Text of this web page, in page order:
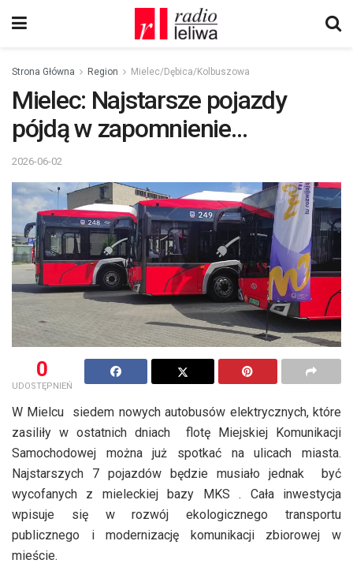
Strona Główna Region Mielec/Dębica/Kolbuszowa
Mielec: Najstarsze pojazdy
pójdą w zapomnienie…
2026-06-02
0
UDOSTĘPNIEŃ
W Mielcu siedem nowych autobusów elektrycznych, które
zasiliły w ostatnich dniach flotę Miejskiej Komunikacji
Samochodowej można już spotkać na ulicach miasta.
Najstarszych 7 pojazdów będzie musiało jednak być
wycofanych z mieleckiej bazy MKS . Cała inwestycja
wpisuje się w rozwój ekologicznego transportu
publicznego i modernizację komunikacji zbiorowej w
mieście.